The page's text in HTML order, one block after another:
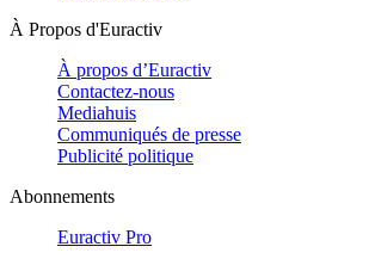
À Propos d'Euractiv
À propos d’Euractiv
Contactez-nous
Mediahuis
Communiqués de presse
Publicité politique
Abonnements
Euractiv Pro